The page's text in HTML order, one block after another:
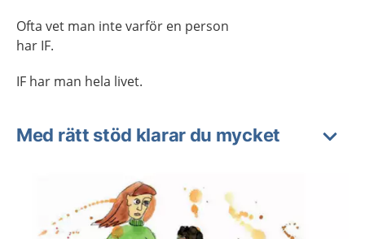
Ofta vet man inte varför en person
har IF.
IF har man hela livet.
Med rätt stöd klarar du mycket